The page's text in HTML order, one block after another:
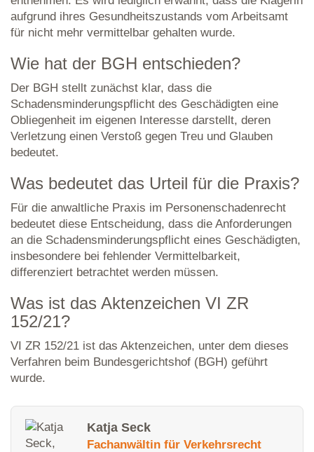
aufgrund ihres Gesundheitszustands vom Arbeitsamt
für nicht mehr vermittelbar gehalten wurde.
Wie hat der BGH entschieden?
Der BGH stellt zunächst klar, dass die
Schadensminderungspflicht des Geschädigten eine
Obliegenheit im eigenen Interesse darstellt, deren
Verletzung einen Verstoß gegen Treu und Glauben
bedeutet.
Was bedeutet das Urteil für die Praxis?
Für die anwaltliche Praxis im Personenschadenrecht
bedeutet diese Entscheidung, dass die Anforderungen
an die Schadensminderungspflicht eines Geschädigten,
insbesondere bei fehlender Vermittelbarkeit,
differenziert betrachtet werden müssen.
Was ist das Aktenzeichen VI ZR
152/21?
VI ZR 152/21 ist das Aktenzeichen, unter dem dieses
Verfahren beim Bundesgerichtshof (BGH) geführt
wurde.
Katja Seck
Fachanwältin für Verkehrsrecht